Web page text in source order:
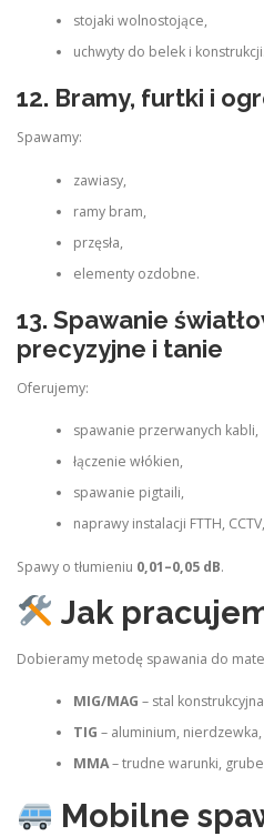
stojaki wolnostojące,
uchwyty do belek i konstrukcji.
12. Bramy, furtki i
Spawamy:
zawiasy,
ramy bram,
przęsła,
elementy ozdobne.
13. Spawanie
precyzyjne i tanie
Oferujemy:
spawanie przerwanych kabli,
łączenie włókien,
spawanie pigtaili,
naprawy instalacji FTTH,
Spawy o tłumieniu 0,01–0,05 dB.
Jak
Dobieramy metodę spawania do
MIG/MAG – stal
TIG – aluminium,
MMA– trudne warunki,
Mobilne